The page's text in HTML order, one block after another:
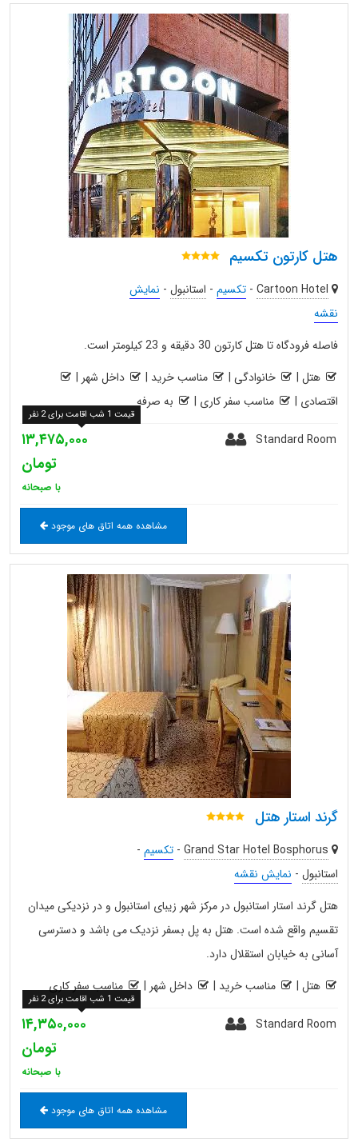
هتل کارتون تکسیم
Cartoon Hotel
- تکسیم - استانبول - نمایش
نقشه
فاصله فرودگاه تا هتل کارتون 30 دقیقه و 23 کیلومتر است.
هتل | خانوادگی | مناسب خرید | داخل شهر |
اقتصادی | مناسب سفر کاری | به صرفه
Standard Room
۱۳,۴۷۵,۰۰۰
تومان
با صبحانه
قیمت 1 شب اقامت برای 2 نفر
مشاهده همه اتاق های موجود
گرند استار هتل
Grand Star Hotel Bosphorus
- تکسیم -
استانبول - نمایش نقشه
هتل گرند استار استانبول در مرکز شهر زیبای استانبول و در نزدیکی میدان
تقسیم واقع شده است. هتل به پل بسفر نزدیک می باشد و دسترسی
آسانی به خیابان استقلال دارد.
هتل | مناسب خرید | داخل شهر | مناسب سفر کاری
Standard Room
۱۴,۳۵۰,۰۰۰
تومان
با صبحانه
قیمت 1 شب اقامت برای 2 نفر
مشاهده همه اتاق های موجود